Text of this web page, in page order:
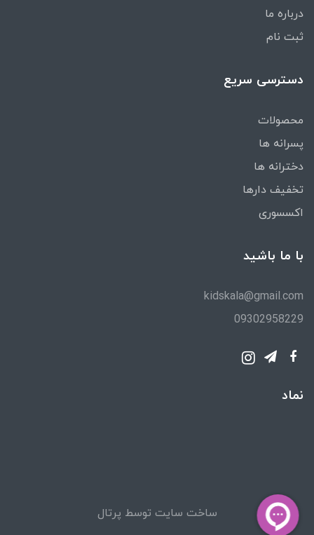
درباره ما
ثبت نام
دسترسی سریع
محصولات
پسرانه ها
دخترانه ها
تخفیف دارها
اکسسوری
با ما باشید
kidskala@gmail.com
09302958229
نماد
ساخت سایت توسط پرتال